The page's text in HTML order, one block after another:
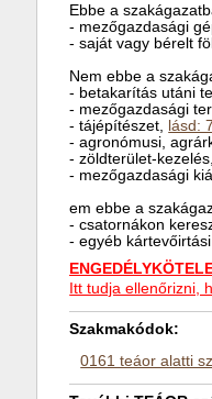
Ebbe a
- mezőgazdasági
- saját vagy bérelt
Nem ebbe a
- betakarítás utáni
- mezőgazdasági
- tájépítészet, lásd:
- agronómusi,
- zöldterület-kezelés,
- mezőgazdasági
em ebbe a
- csatornákon
- egyéb
Itt tudja ellenőrizni,
Szakmakódok:
0161 teáor alatti